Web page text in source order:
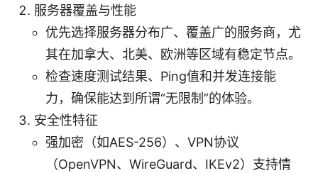
服务器覆盖与性能
优先选择服务器分布广、覆盖广的服务商，尤
其在加拿大、北美、欧洲等区域有稳定节点。
检查速度测试结果、Ping值和并发连接能
力，确保能达到所谓“无限制”的体验。
安全性特征
强加密（如AES-256）、VPN协议
（OpenVPN、WireGuard、IKEv2）支持情